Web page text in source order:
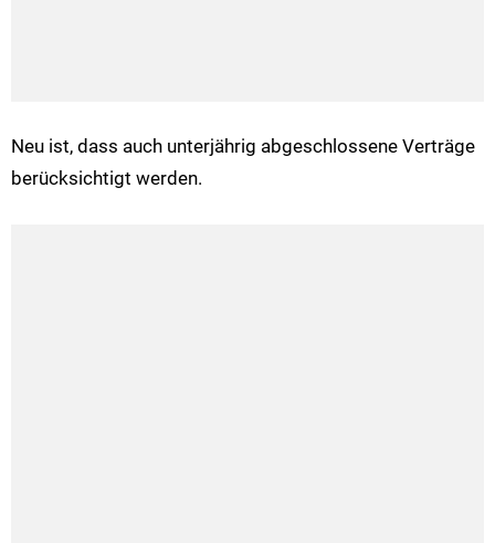
Neu ist, dass auch unterjährig abgeschlossene Verträge
berücksichtigt werden.